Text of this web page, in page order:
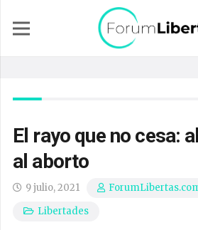
El rayo que no cesa:
al aborto
9 julio, 2021
Libertades